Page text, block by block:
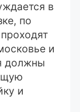
в
по
и
должны
и